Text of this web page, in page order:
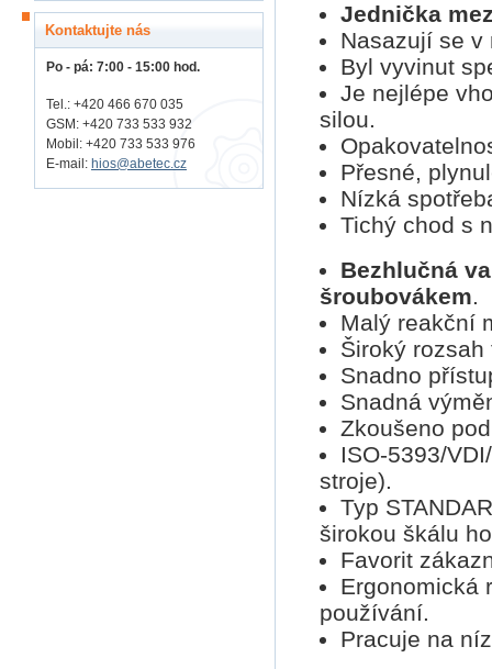
Jednička
Nasazují se v
Byl vyvinut
Je nejlépe
silou.
Přesné,
Nízká
Tichý chod s
Bezhlučná
šroubovákem.
Malý reakční
Široký
Snadno
Snadná
Zkoušeno
ISO-5393/
stroje).
Typ
širokou škálu
Favorit
Ergonomická
používání.
Pracuje na
Kontaktujte nás
Po - pá: 7:00 - 15:00 hod.
Tel.: +420 466 670 035
GSM: +420 733 533 932
Mobil: +420 733 533 976
E-mail: hios@abetec.cz